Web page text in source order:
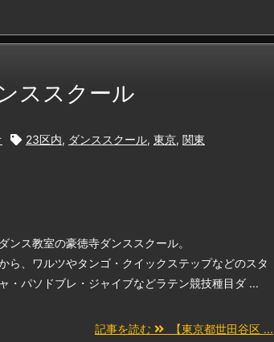
ススクール
23区内, ダンススクール, 東京, 関東
ンス教室の豪徳寺ダンススクール。
ら、ワルツやタンゴ・クイックステップなどのスタ
・パソドブレ・ジャイブなどラテン競技種目ダ ...
記事を読む 【東京都世田谷区 ...